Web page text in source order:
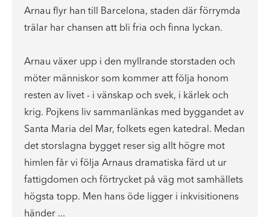
Arnau flyr han till Barcelona, staden där förrymda
trälar har chansen att bli fria och finna lyckan.
Arnau växer upp i den myllrande storstaden och
möter människor som kommer att följa honom
resten av livet - i vänskap och svek, i kärlek och
krig. Pojkens liv sammanlänkas med byggandet av
Santa Maria del Mar, folkets egen katedral. Medan
det storslagna bygget reser sig allt högre mot
himlen får vi följa Arnaus dramatiska färd ut ur
fattigdomen och förtrycket på väg mot samhällets
högsta topp. Men hans öde ligger i inkvisitionens
händer ...